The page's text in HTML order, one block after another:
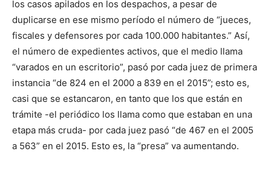
los casos apilados en los despachos, a pesar de
duplicarse en ese mismo período el número de “jueces,
fiscales y defensores por cada 100.000 habitantes.” Así,
el número de expedientes activos, que el medio llama
“varados en un escritorio”, pasó por cada juez de primera
instancia “de 824 en el 2000 a 839 en el 2015”; esto es,
casi que se estancaron, en tanto que los que están en
trámite -el periódico los llama como que estaban en una
etapa más cruda- por cada juez pasó “de 467 en el 2005
a 563” en el 2015. Esto es, la “presa” va aumentando.